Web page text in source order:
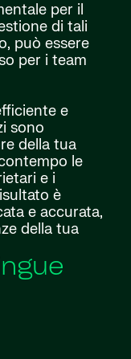
per il
di tali
può essere
per i team
e
sono
della tua
le
e i
è
e accurata,
della tua